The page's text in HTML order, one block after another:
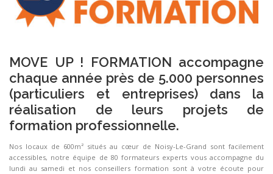
MOVE UP ! FORMATION accompagne
chaque année près de 5.000 personnes
(particuliers et entreprises) dans la
réalisation de leurs projets de
formation professionnelle.
Nos locaux de 600m² situés au cœur de Noisy-Le-Grand sont facilement
accessibles, notre équipe de 80 formateurs experts vous accompagne du
lundi au samedi et nos conseillers formation sont à votre écoute pour